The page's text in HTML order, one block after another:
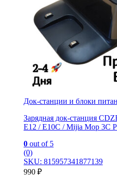
Док-станции и блоки
Зарядная док-станция
E12 / E10C / Mijia Mop 3С
0 out of 5
(0)
SKU: 815957341877139
990 ₽